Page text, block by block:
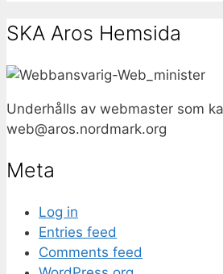
SKA Aros Hemsida
Underhålls av webmaster som
web@aros.nordmark.org
Meta
Log in
Entries feed
Comments feed